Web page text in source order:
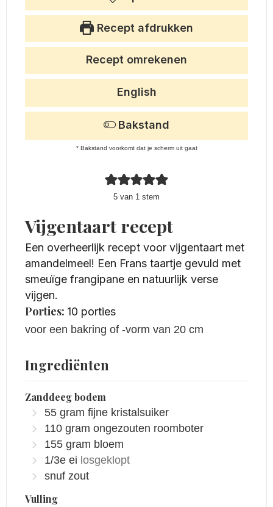
Recept afdrukken
5 van 1 stem
Recept omrekenen
English
Bakstand
* Bakstand voorkomt dat je scherm uit gaat
Vijgentaart recept
Een overheerlijk recept voor vijgentaart met
amandelmeel! Een Frans taartje gevuld met
smeuïge frangipane en natuurlijk verse
vijgen.
Porties: 10 porties
voor een bakring of -vorm van 20 cm
Ingrediënten
Zanddeeg bodem
55 gram fijne kristalsuiker
110 gram ongezouten roomboter
155 gram bloem
1/3e ei losgeklopt
snuf zout
Vulling